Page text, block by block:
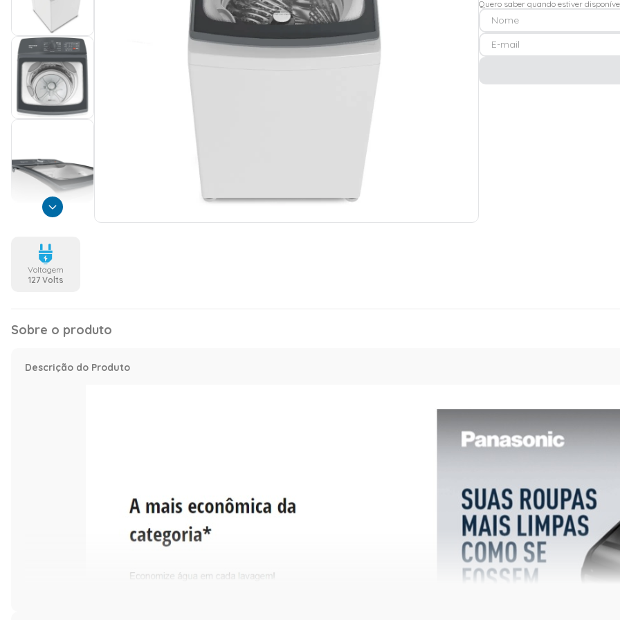
Voltagem
127 Volts
Quero saber quando estiver
Sobre o produto
Descrição do Produto